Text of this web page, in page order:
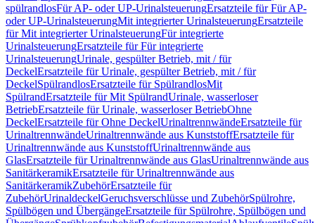
spülrandlosFür AP- oder UP-UrinalsteuerungErsatzteile für Für AP-
oder UP-UrinalsteuerungMit integrierter UrinalsteuerungErsatzteile
für Mit integrierter UrinalsteuerungFür integrierte
UrinalsteuerungErsatzteile für Für integrierte
UrinalsteuerungUrinale, gespülter Betrieb, mit / für
DeckelErsatzteile für Urinale, gespülter Betrieb, mit / für
DeckelSpülrandlosErsatzteile für SpülrandlosMit
SpülrandErsatzteile für Mit SpülrandUrinale, wasserloser
BetriebErsatzteile für Urinale, wasserloser BetriebOhne
DeckelErsatzteile für Ohne DeckelUrinaltrennwändeErsatzteile für
UrinaltrennwändeUrinaltrennwände aus KunststoffErsatzteile für
Urinaltrennwände aus KunststoffUrinaltrennwände aus
GlasErsatzteile für Urinaltrennwände aus GlasUrinaltrennwände aus
SanitärkeramikErsatzteile für Urinaltrennwände aus
SanitärkeramikZubehörErsatzteile für
ZubehörUrinaldeckelGeruchsverschlüsse und ZubehörSpülrohre,
Spülbögen und ÜbergängeErsatzteile für Spülrohre, Spülbögen und